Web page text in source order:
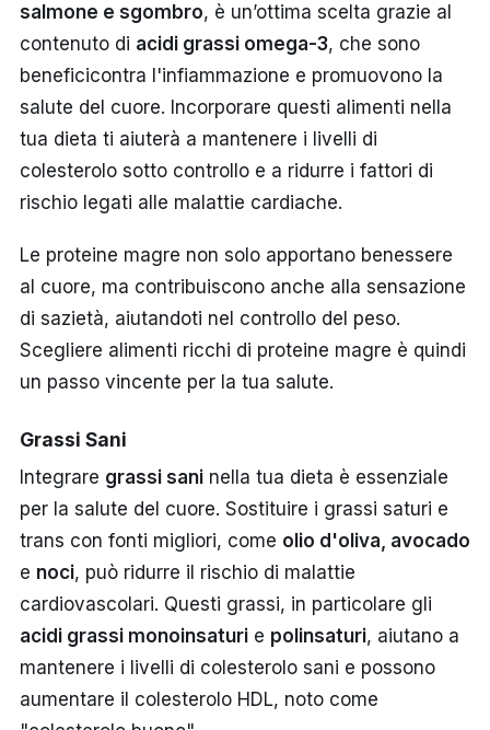
salmone e sgombro, è un’ottima scelta grazie al
contenuto di acidi grassi omega-3, che sono
beneficicontra l'infiammazione e promuovono la
salute del cuore. Incorporare questi alimenti nella
tua dieta ti aiuterà a mantenere i livelli di
colesterolo sotto controllo e a ridurre i fattori di
rischio legati alle malattie cardiache.
Le proteine magre non solo apportano benessere
al cuore, ma contribuiscono anche alla sensazione
di sazietà, aiutandoti nel controllo del peso.
Scegliere alimenti ricchi di proteine magre è quindi
un passo vincente per la tua salute.
Grassi Sani
Integrare grassi saninella tua dieta è essenziale
per la salute del cuore. Sostituire i grassi saturi e
trans con fonti migliori, come olio d'oliva, avocado
e noci, può ridurre il rischio di malattie
cardiovascolari. Questi grassi, in particolare gli
acidi grassi monoinsaturie polinsaturi, aiutano a
mantenere i livelli di colesterolo sani e possono
aumentare il colesterolo HDL, noto come